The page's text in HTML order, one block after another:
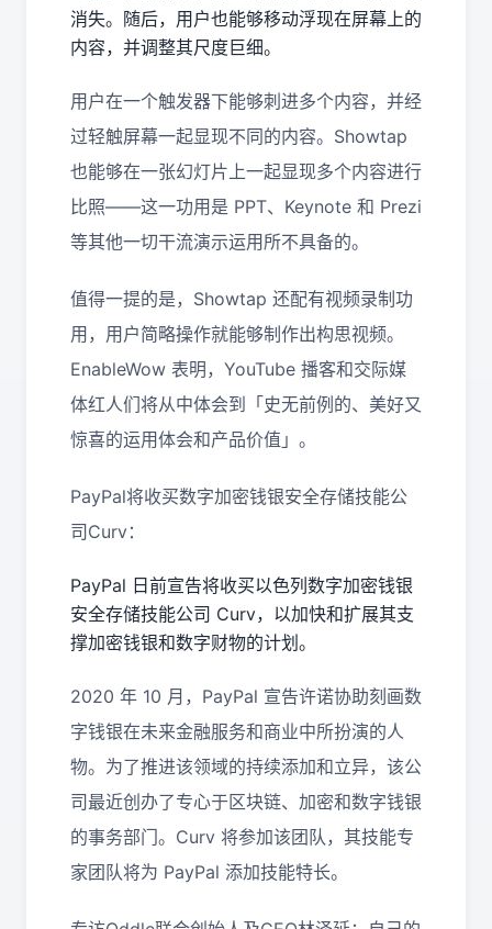
消失。随后，用户也能够移动浮现在屏幕上的
内容，并调整其尺度巨细。
用户在一个触发器下能够刺进多个内容，并经
过轻触屏幕一起显现不同的内容。 Showtap
也能够在一张幻灯片上一起显现多个内容进行
比照——这一功用是 PPT、 Keynote 和 Prezi
等其他一切干流演示运用所不具备的。
值得一提的是， Showtap 还配有视频录制功
用，用户简略操作就能够制作出构思视频。
EnableWow 表明， YouTube 播客和交际媒
体红人们将从中体会到「史无前例的、美好又
惊喜的运用体会和产品价值」。
PayPal将收买数字加密钱银安全存储技能公
司 Curv：
PayPal 日前宣告将收买以色列数字加密钱银
安全存储技能公司 Curv，以加快和扩展其支
撑加密钱银和数字财物的计划。
2020 年 10 月， PayPal 宣告许诺协助刻画数
字钱银在未来金融服务和商业中所扮演的人
物。为了推进该领域的持续添加和立异，该公
司最近创办了专心于区块链、加密和数字钱银
的事务部门。 Curv 将参加该团队，其技能专
家团队将为 PayPal 添加技能特长。